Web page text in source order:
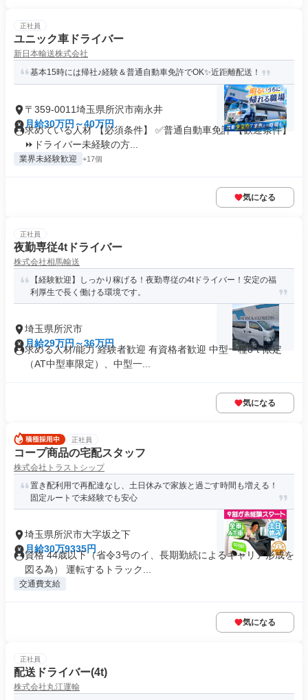
正社員
ユニック車ドライバー
新日本輸送株式会社
基本15時には帰社♪経験＆普通自動車免許でOK✨近距離配送！
〒359-0011埼玉県所沢市南永井
月給30万円～40万円
求めている人材 【必須条件】 ✅普通自動車免許 【歓迎条件】
⏩ドライバー未経験の方...
業界未経験歓迎 +17個
気になる
正社員
夜勤専従4tドライバー
株式会社相馬輸送
【経験歓迎】しっかり稼げる！夜勤専従の4tドライバー！安定の福
利厚生で長く働ける環境です。
埼玉県所沢市
月給29万円～36万円
求める人材/能力 経験者歓迎 有資格者歓迎 中型一種8ｔ限定
（AT中型車限定）、中型一...
気になる
正社員
コープ商品の宅配スタッフ
株式会社トラストシップ
置き配利用で再配達なし、土日休みで家族と過ごす時間も増える！
固定ルートで未経験でも安心
埼玉県所沢市大字坂之下
月給30万9335円
資格 44歳以下（省令3号のイ、長期勤続によるキャリア形成を
図る為） 運転するトラック...
交通費支給
気になる
正社員
配送ドライバー(4t)
株式会社丸江運輸